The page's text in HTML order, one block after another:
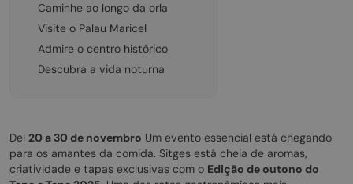
Caminhe ao longo da orla
Visite o Palau Maricel
Admire o centro histórico
Descubra a vida noturna
Del 20 a 30 de novembro Um evento essencial está chegando
para os amantes da comida. Sitges está cheia de aromas,
criatividade e tapas exclusivas com o Edição de outono do